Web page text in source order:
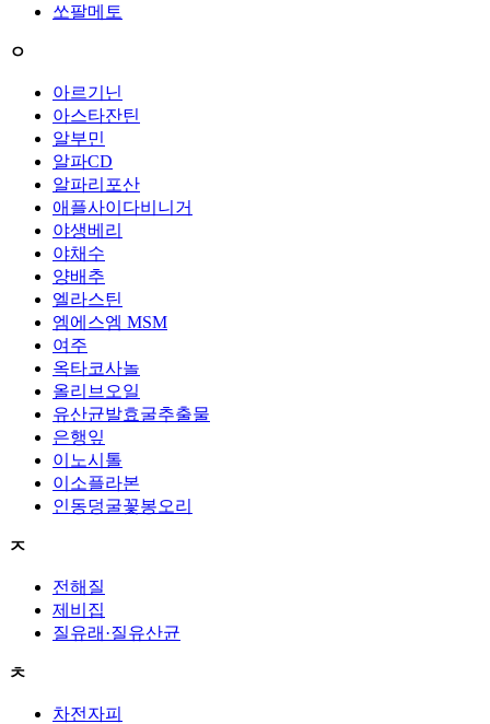
쏘팔메토
ㅇ
아르기닌
아스타잔틴
알부민
알파CD
알파리포산
애플사이다비니거
야생베리
야채수
양배추
엘라스틴
엠에스엠 MSM
여주
옥타코사놀
올리브오일
유산균발효굴추출물
은행잎
이노시톨
이소플라본
인동덩굴꽃봉오리
ㅈ
전해질
제비집
질유래·질유산균
ㅊ
차전자피